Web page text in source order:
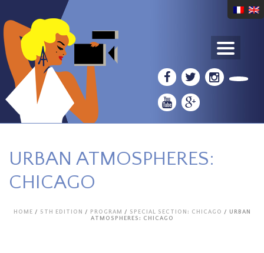
URBAN ATMOSPHERES:
CHICAGO
HOME / 5TH EDITION / PROGRAM / SPECIAL SECTION: CHICAGO / URBAN
ATMOSPHERES: CHICAGO